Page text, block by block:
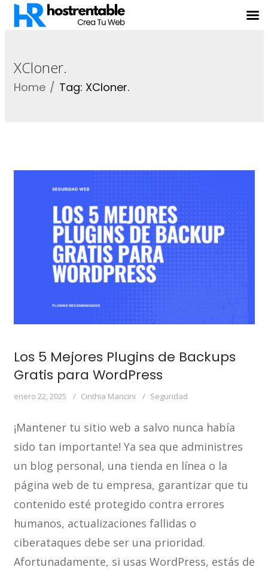
XCloner.
Home Tag: XCloner.
Los 5 Mejores Plugins de Backups
Gratis para WordPress
enero 22, 2025 Cinthia Mancini Seguridad
¡Mantener tu sitio web a salvo nunca había
sido tan importante! Ya sea que administres
un blog personal, una tienda en línea o la
página web de tu empresa, garantizar que tu
contenido esté protegido contra errores
humanos, actualizaciones fallidas o
ciberataques debe ser una prioridad.
Afortunadamente, si usas WordPress, estás de